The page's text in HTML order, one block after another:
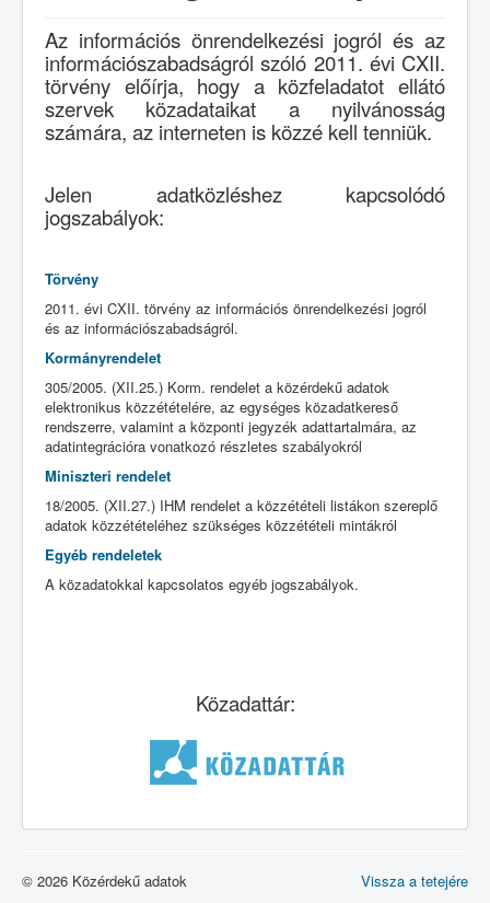
Az információs önrendelkezési jogról és az
információszabadságról szóló 2011. évi CXII.
törvény előírja, hogy a közfeladatot ellátó
szervek közadataikat a nyilvánosság
számára, az interneten is közzé kell tenniük.
Jelen adatközléshez kapcsolódó
jogszabályok:
Törvény
2011. évi CXII. törvény az információs önrendelkezési jogról
és az információszabadságról.
Kormányrendelet
305/2005. (XII.25.) Korm. rendelet a közérdekű adatok
elektronikus közzétételére, az egységes közadatkereső
rendszerre, valamint a központi jegyzék adattartalmára, az
adatintegrációra vonatkozó részletes szabályokról
Miniszteri rendelet
18/2005. (XII.27.) IHM rendelet a közzétételi listákon szereplő
adatok közzétételéhez szükséges közzétételi mintákról
Egyéb rendeletek
A közadatokkal kapcsolatos egyéb jogszabályok.
Közadattár:
Vissza a tetejére
© 2026 Közérdekű adatok